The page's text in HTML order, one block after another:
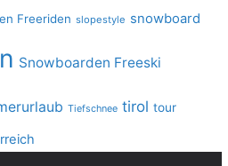
Freeriden slopestyle snowboard
Snowboarden Freeski
Tiefschnee tirol tour